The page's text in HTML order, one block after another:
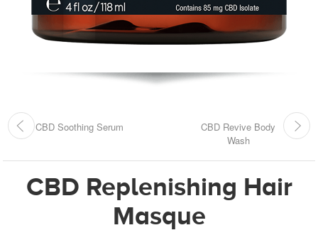
CBD Soothing Serum
CBD Revive Body
Wash
CBD Replenishing Hair
Masque